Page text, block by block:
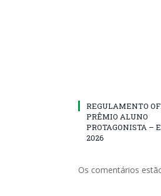
REGULAMENTO
PRÊMIO ALUNO
PROTAGONISTA –
2026
Os comentários